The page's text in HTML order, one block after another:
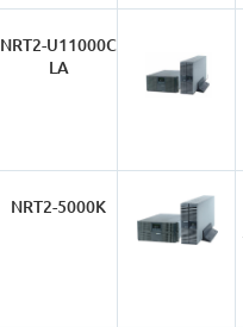
NRT2-U11000C
LA
NRT2-5000K